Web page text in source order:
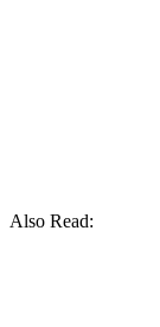
Also Read: